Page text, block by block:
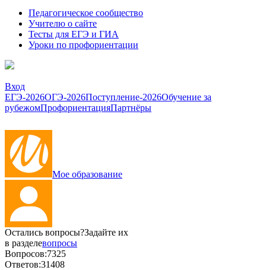
Педагогическое сообщество
Учителю о сайте
Тесты для ЕГЭ и ГИА
Уроки по профориентации
Вход
ЕГЭ-2026ОГЭ-2026Поступление-2026Обучение за
рубежомПрофориентацияПартнёры
Мое образование
Остались вопросы?Задайте их
в разделевопросы
Вопросов:7325
Ответов:31408